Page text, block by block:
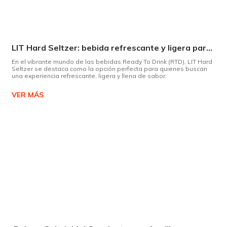
LIT Hard Seltzer: bebida refrescante y ligera para disfrutar de este verano
En el vibrante mundo de las bebidas Ready To Drink (RTD), LIT Hard
Seltzer se destaca como la opción perfecta para quienes buscan
una experiencia refrescante, ligera y llena de sabor.
VER MÁS